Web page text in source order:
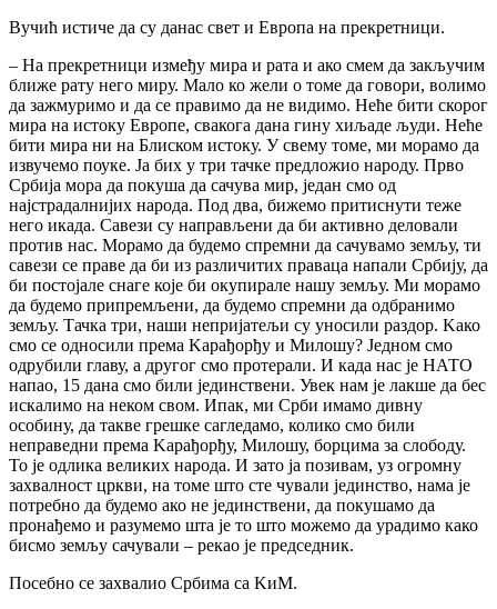
Вучић истиче да су данас свет и Европа на прекретници.
– На прекретници између мира и рата и ако смем да закључим
ближе рату него миру. Мало ко жели о томе да говори, волимо
да зажмуримо и да се правимо да не видимо. Неће бити скорог
мира на истоку Европе, свакога дана гину хиљаде људи. Неће
бити мира ни на Блиском истоку. У свему томе, ми морамо да
извучемо поуке. Ја бих у три тачке предложио народу. Прво
Србија мора да покуша да сачува мир, један смо од
најстрадалнијих народа. Под два, бижемо притиснути теже
него икада. Савези су направљени да би активно деловали
против нас. Морамо да будемо спремни да сачувамо земљу, ти
савези се праве да би из различитих праваца напали Србију, да
би постојале снаге које би окупирале нашу земљу. Ми морамо
да будемо припремљени, да будемо спремни да одбранимо
земљу. Тачка три, наши непријатељи су уносили раздор. Kако
смо се односили према Kарађорђу и Милошу? Једном смо
одрубили главу, а другог смо протерали. И када нас је НАТО
напао, 15 дана смо били јединствени. Увек нам је лакше да бес
искалимо на неком свом. Ипак, ми Срби имамо дивну
особину, да такве грешке сагледамо, колико смо били
неправедни према Kарађорђу, Милошу, борцима за слободу.
То је одлика великих народа. И зато ја позивам, уз огромну
захвалност цркви, на томе што сте чували јединство, нама је
потребно да будемо ако не јединствени, да покушамо да
пронађемо и разумемо шта је то што можемо да урадимо како
бисмо земљу сачували – рекао је председник.
Посебно се захвалио Србима са KиМ.